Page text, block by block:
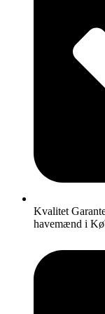
Kvalitet
havemænd i